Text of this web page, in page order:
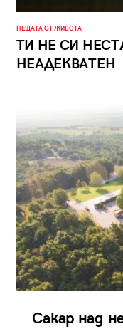
НЕЩАТА ОТ ЖИВОТА
ТИ НЕ СИ
НЕАДЕКВАТЕН
Сакар над